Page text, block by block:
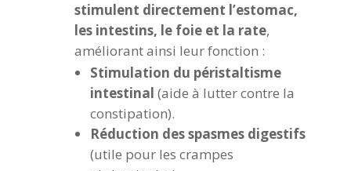
stimulent directement l’estomac,
les intestins, le foie et la rate,
améliorant ainsi leur fonction :
Stimulation du péristaltisme
intestinal (aide à lutter contre la
constipation).
Réduction des spasmes digestifs
(utile pour les crampes